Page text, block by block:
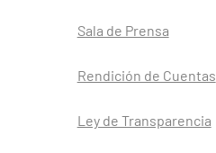
Sala de Prensa
Rendición de Cuentas
Ley de Transparencia